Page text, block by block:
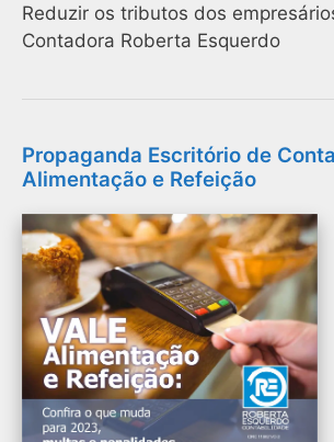
Reduzir os tributos dos
Contadora Roberta Esquerdo
Propaganda Escritório de
Alimentação e Refeição